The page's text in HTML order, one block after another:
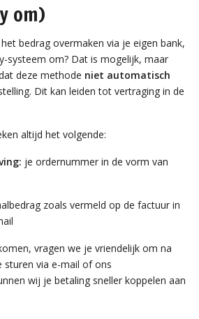
om)
bedrag overmaken via je eigen bank,
systeem om? Dat is mogelijk, maar
deze methode niet automatisch
Dit kan leiden tot vertraging in de
altijd het volgende:
je ordernummer in de vorm van
zoals vermeld op de factuur in
vragen we je vriendelijk om na
sturen via e-mail of ons
wij je betaling sneller koppelen aan